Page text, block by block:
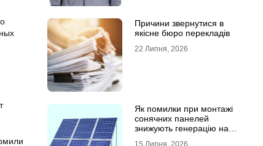
Причини звернутися в
якісне бюро перекладів
22 Липня, 2026
Як помилки при монтажі
сонячних панелей
знижують генерацію на
15 Липня, 2026